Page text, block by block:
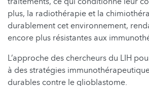
plus, la radiothérapie et la
durablement cet environnement,
encore plus résistantes aux
L’approche des chercheurs du LIH
à des stratégies
durables contre le glioblastome.